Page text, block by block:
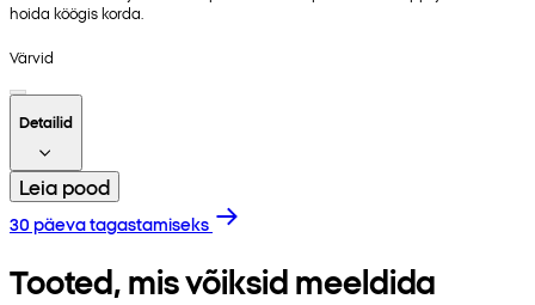
hoida köögis korda.
Värvid
Detailid
Leia pood
30 päeva tagastamiseks
Tooted, mis võiksid meeldida